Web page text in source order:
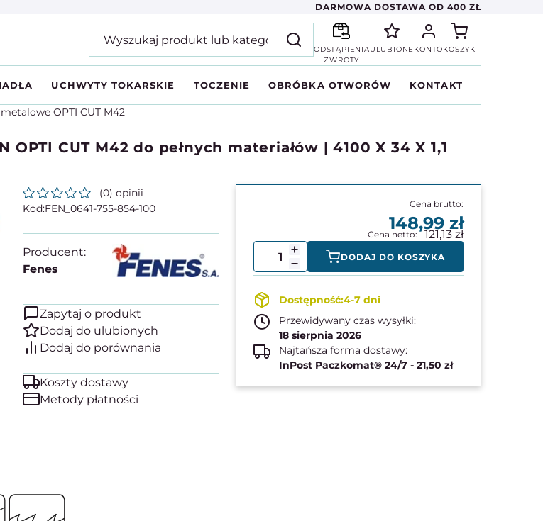
DARMOWA DOSTAWA OD 400 ZŁ
ODSTĄPIENIA
ZWROTY
ULUBIONE KONTOKOSZYK
UCHWYTY TOKARSKIE TOCZENIE OBRÓBKA OTWORÓW KONTAKT
OPTI CUT M42
CUT M42 do pełnych materiałów | 4100 X 34 X 1,1
(0) opinii
FEN_0641-755-854-100
Producent:
Fenes
Zapytaj o produkt
Koszty dostawy
Metody płatności
148,99
121,13
DODAJ DO KOSZYKA
4-7 dni
Przewidywany czas wysyłki:
18 sierpnia 2026
Najtańsza forma dostawy:
InPost Paczkomat® 24/7 - 21,50 zł